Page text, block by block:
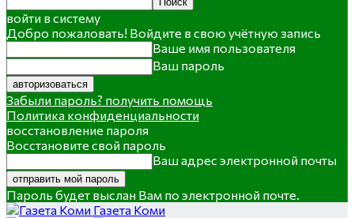
войти в систему
Добро пожаловать! Войдите в свою учётную запись
Ваше имя пользователя
Ваш пароль
Забыли пароль? получить помощь
Политика конфиденциальности
восстановление пароля
Восстановите свой пароль
Ваш адрес электронной почты
Пароль будет выслан Вам по электронной почте.
Газета Коми